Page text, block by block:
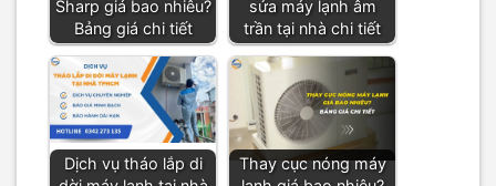
Sharp giá bao nhiêu?
Bảng giá chi tiết
sửa máy lạnh âm
trần tại nhà chi tiết
Dịch vụ tháo lắp di
Thay cục nóng máy